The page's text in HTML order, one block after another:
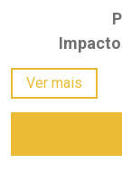
Ver mais